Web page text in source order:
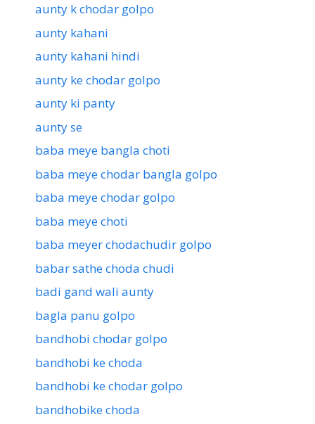
aunty k chodar golpo
aunty kahani
aunty kahani hindi
aunty ke chodar golpo
aunty ki panty
aunty se
baba meye bangla choti
baba meye chodar bangla golpo
baba meye chodar golpo
baba meye choti
baba meyer chodachudir golpo
babar sathe choda chudi
badi gand wali aunty
bagla panu golpo
bandhobi chodar golpo
bandhobi ke choda
bandhobi ke chodar golpo
bandhobike choda